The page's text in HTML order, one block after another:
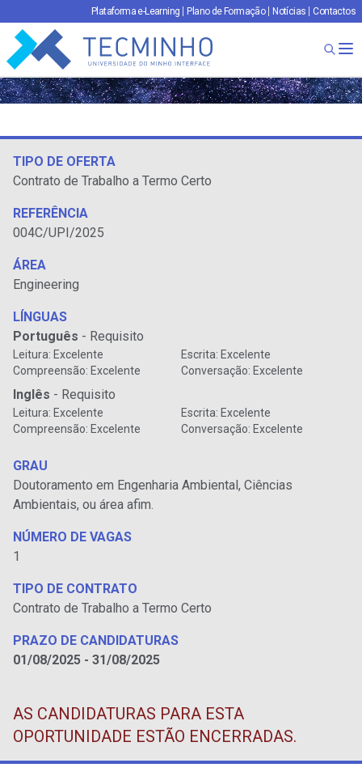
Plataforma e-Learning Plano de Formação Notícias Contactos
TECMINHO
TIPO DE OFERTA
Contrato de Trabalho a Termo Certo
REFERÊNCIA
004C/UPI/2025
ÁREA
Engineering
LÍNGUAS
Português - Requisito
Leitura: Excelente
Escrita: Excelente
Compreensão: Excelente
Conversação: Excelente
Inglês - Requisito
Leitura: Excelente
Escrita: Excelente
Compreensão: Excelente
Conversação: Excelente
GRAU
Doutoramento em Engenharia Ambiental, Ciências
Ambientais, ou área afim.
NÚMERO DE VAGAS
1
TIPO DE CONTRATO
Contrato de Trabalho a Termo Certo
PRAZO DE CANDIDATURAS
01/08/2025 - 31/08/2025
AS CANDIDATURAS PARA ESTA
OPORTUNIDADE ESTÃO ENCERRADAS.